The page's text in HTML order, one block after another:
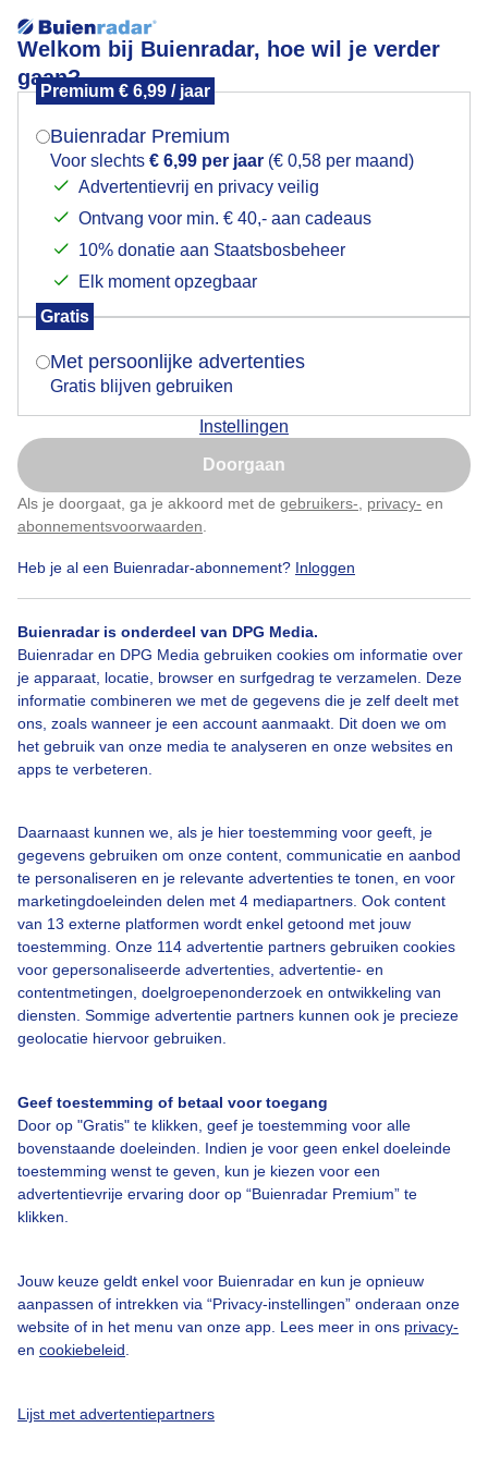
Welkom bij Buienradar, hoe wil je verder
gaan?
Premium € 6,99 / jaar
Buienradar Premium
Voor slechts € 6,99 per jaar (€ 0,58 per maand)
Advertentievrij en privacy veilig
Ontvang voor min. € 40,- aan cadeaus
10% donatie aan Staatsbosbeheer
Elk moment opzegbaar
Gratis
Met persoonlijke advertenties
Gratis blijven gebruiken
Instellingen
Doorgaan
Als je doorgaat, ga je akkoord met de gebruikers- privacy- en
abonnementsvoorwaarden
Heb je al een Buienradar-abonnement? Inloggen
Buienradar is onderdeel van DPG Media.
Buienradar en DPG Media gebruiken cookies om informatie over
je apparaat, locatie, browser en surfgedrag te verzamelen. Deze
informatie combineren we met de gegevens die je zelf deelt met
ons, zoals wanneer je een account aanmaakt. Dit doen we om
het gebruik van onze media te analyseren en onze websites en
apps te verbeteren.
Daarnaast kunnen we, als je hier toestemming voor geeft, je
gegevens gebruiken om onze content, communicatie en aanbod
te personaliseren en je relevante advertenties te tonen, en voor
marketingdoeleinden delen met 4 mediapartners. Ook content
van 13 externe platformen wordt enkel getoond met jouw
toestemming. Onze 114 advertentie partners gebruiken cookies
voor gepersonaliseerde advertenties, advertentie- en
contentmetingen, doelgroepenonderzoek en ontwikkeling van
diensten. Sommige advertentie partners kunnen ook je precieze
geolocatie hiervoor gebruiken.
Geef toestemming of betaal voor toegang
Door op "Gratis" te klikken, geef je toestemming voor alle
bovenstaande doeleinden. Indien je voor geen enkel doeleinde
toestemming wenst te geven, kun je kiezen voor een
advertentievrije ervaring door op “Buienradar Premium” te
klikken.
Jouw keuze geldt enkel voor Buienradar en kun je opnieuw
aanpassen of intrekken via “Privacy-instellingen” onderaan onze
website of in het menu van onze app. Lees meer in ons privacy-
en cookiebeleid
Lijst met advertentiepartners
bever aan't wassen
Bevers 4 stuks net wakker, en wassen zich.
Bever Zonsondergang
Bekijk slideshow
Een moment geduld aub...
Bedrijfsgegevens
Veelgestelde vragen
Contact
Adverteren
Buienradar Team
Cookie beleid
Mogen we je locatie gebruiken voor het
Indien je hier nog geen akkoord op hebt gegeven,
verschijnt er zo een pop-up uit je browser waarin
Is goed, toon de popup
Nu niet, misschien later
Klik hierom dit aan te passen